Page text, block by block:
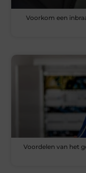
Voorkom een
Voordelen van het